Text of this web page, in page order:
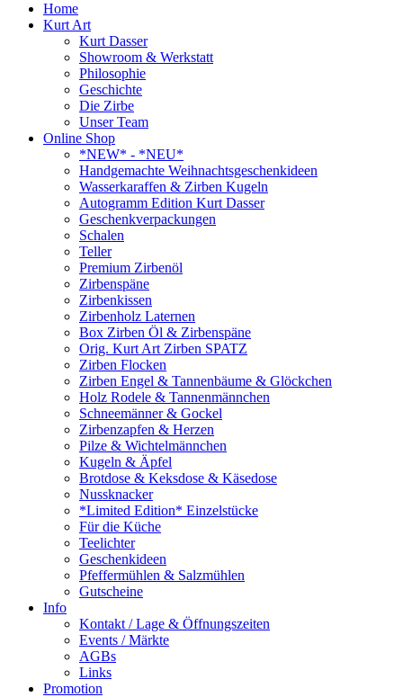
Home
Kurt Art
Kurt Dasser
Showroom & Werkstatt
Philosophie
Geschichte
Die Zirbe
Unser Team
Online Shop
*NEW* - *NEU*
Handgemachte Weihnachtsgeschenkideen
Wasserkaraffen & Zirben Kugeln
Autogramm Edition Kurt Dasser
Geschenkverpackungen
Schalen
Teller
Premium Zirbenöl
Zirbenspäne
Zirbenkissen
Zirbenholz Laternen
Box Zirben Öl & Zirbenspäne
Orig. Kurt Art Zirben SPATZ
Zirben Flocken
Zirben Engel & Tannenbäume & Glöckchen
Holz Rodele & Tannenmännchen
Schneemänner & Gockel
Zirbenzapfen & Herzen
Pilze & Wichtelmännchen
Kugeln & Äpfel
Brotdose & Keksdose & Käsedose
Nussknacker
*Limited Edition* Einzelstücke
Für die Küche
Teelichter
Geschenkideen
Pfeffermühlen & Salzmühlen
Gutscheine
Info
Kontakt / Lage & Öffnungszeiten
Events / Märkte
AGBs
Links
Promotion